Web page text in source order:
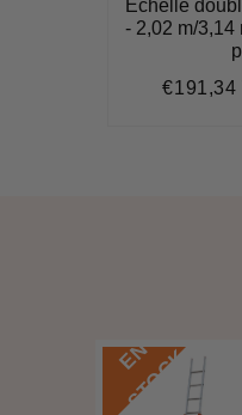
Échelle
- 2,02 m/3,14
Prix
€191,34
E
N
S
T
O
C
K